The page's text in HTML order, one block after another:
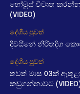
හෝමූස් විවෘත
(VIDEO)
දේශීය පුවත්
දිවයිනේ නිරිතදිග
දේශීය පුවත්
තවත් මාස 03ක්
කඩුගන්නාවට